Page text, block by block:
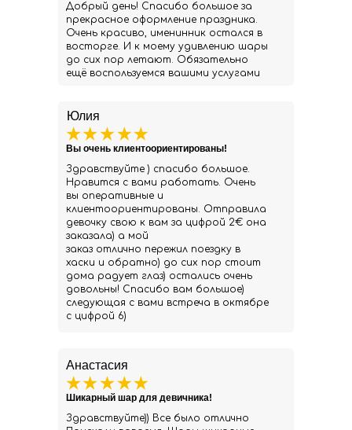
Юлия
Здравствуйте ) спасибо большое.
Нравится с вами работать. Очень
вы оперативные и
клиентоориентированы. Отправила
девочку свою к вам за цифрой 2€ она
заказала) а мой
заказ отлично пережил поездку в
хаски и обратно) до сих пор стоит
дома радует глаз) остались очень
довольны! Спасибо вам большое)
следующая с вами встреча в октябре
с цифрой 6)
Вы очень клиентоориентированы!
Анастасия
Здравствуйте)) Все было отлично
Шикарный шар для девичника!
Добрый день! Спасибо большое за
прекрасное оформление праздника.
Очень красиво, именинник остался в
восторге. И к моему удивлению шары
до сих пор летают. Обязательно
ещё воспользуемся вашими услугами